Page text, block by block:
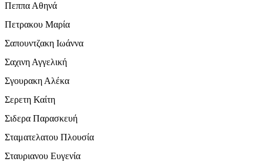
Πεππα Αθηνά
Πετρακου Μαρία
Σαπουντζακη Ιωάννα
Σαχινη Αγγελική
Σγουρακη Αλέκα
Σερετη Καίτη
Σιδερα Παρασκευή
Σταματελατου Πλουσία
Σταυριανου Ευγενία